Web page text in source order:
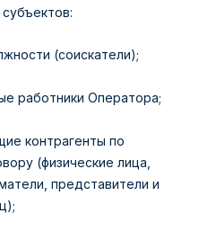
(соискатели);
работники Оператора;
контрагенты по
(физические лица,
представители и